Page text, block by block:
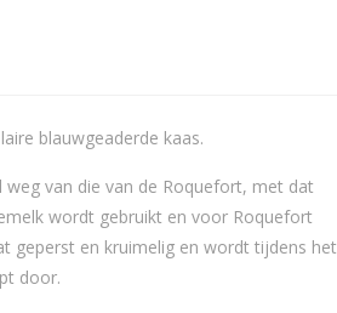
blauwgeaderde kaas.
van die van de Roquefort, met dat
wordt gebruikt en voor Roquefort
geperst en kruimelig en wordt tijdens het
door.